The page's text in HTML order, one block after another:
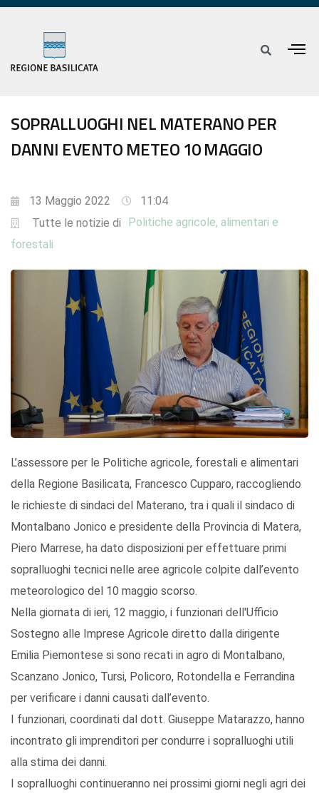
SOPRALLUOGHI NEL MATERANO PER
DANNI EVENTO METEO 10 MAGGIO
13 Maggio 2022
11:04
Tutte le notizie di
Politiche agricole, alimentari e
forestali
L’assessore per le Politiche agricole, forestali e alimentari
della Regione Basilicata, Francesco Cupparo, raccogliendo
le richieste di sindaci del Materano, tra i quali il sindaco di
Montalbano Jonico e presidente della Provincia di Matera,
Piero Marrese, ha dato disposizioni per effettuare primi
sopralluoghi tecnici nelle aree agricole colpite dall’evento
meteorologico del 10 maggio scorso.
Nella giornata di ieri, 12 maggio, i funzionari dell'Ufficio
Sostegno alle Imprese Agricole diretto dalla dirigente
Emilia Piemontese si sono recati in agro di Montalbano,
Scanzano Jonico, Tursi, Policoro, Rotondella e Ferrandina
per verificare i danni causati dall’evento.
I funzionari, coordinati dal dott. Giuseppe Matarazzo, hanno
incontrato gli imprenditori per condurre i sopralluoghi utili
alla stima dei danni.
I sopralluoghi continueranno nei prossimi giorni negli agri dei